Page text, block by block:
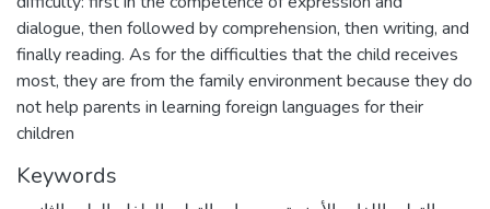
dialogue, then followed by comprehension, then writing, and
finally reading. As for the difficulties that the child receives
most, they are from the family environment because they do
not help parents in learning foreign languages for their
children
Keywords